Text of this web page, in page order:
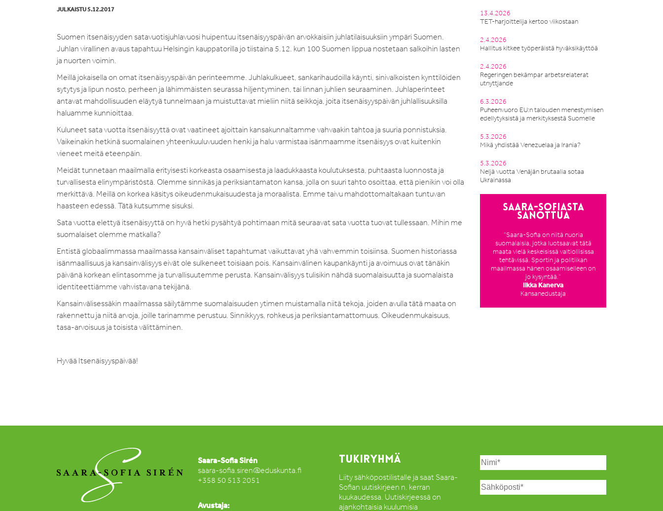
JULKAISTU 5.12.2017
Suomen itsenäisyyden satavuotisjuhlavuosi huipentuu itsenäisyyspäivän arvokkaisiin juhlatilaisuuksiin ympäri Suomen.
Juhlan virallinen avaus tapahtuu Helsingin kauppatorilla jo tiistaina 5.12. kun 100 Suomen lippua nostetaan salkoihin lasten
ja nuorten voimin.
Meillä jokaisella on omat itsenäisyyspäivän perinteemme. Juhlakulkueet, sankarihaudoilla käynti, sinivalkoisten kynttilöiden
sytytys ja lipun nosto, perheen ja lähimmäisten seurassa hiljentyminen, tai linnan juhlien seuraaminen. Juhlaperinteet
antavat mahdollisuuden eläytyä tunnelmaan ja muistuttavat mieliin niitä seikkoja, joita itsenäisyyspäivän juhlallisuuksilla
haluamme kunnioittaa.
Kuluneet sata vuotta itsenäisyyttä ovat vaatineet ajoittain kansakunnaltamme vahvaakin tahtoa ja suuria ponnistuksia.
Vaikeinakin hetkinä suomalainen yhteenkuuluvuuden henki ja halu varmistaa isänmaamme itsenäisyys ovat kuitenkin
vieneet meitä eteenpäin.
Meidät tunnetaan maailmalla erityisesti korkeasta osaamisesta ja laadukkaasta koulutuksesta, puhtaasta luonnosta ja
turvallisesta elinympäristöstä. Olemme sinnikäs ja periksiantamaton kansa, jolla on suuri tahto osoittaa, että pienikin voi olla
merkittävä. Meillä on korkea käsitys oikeudenmukaisuudesta ja moraalista. Emme taivu mahdottomaltakaan tuntuvan
haasteen edessä. Tätä kutsumme sisuksi.
Sata vuotta elettyä itsenäisyyttä on hyvä hetki pysähtyä pohtimaan mitä seuraavat sata vuotta tuovat tullessaan. Mihin me
suomalaiset olemme matkalla?
Entistä globaalimmassa maailmassa kansainväliset tapahtumat vaikuttavat yhä vahvemmin toisiinsa. Suomen historiassa
isänmaallisuus ja kansainvälisyys eivät ole sulkeneet toisiaan pois. Kansainvälinen kaupankäynti ja avoimuus ovat tänäkin
päivänä korkean elintasomme ja turvallisuutemme perusta. Kansainvälisyys tulisikin nähdä suomalaisuutta ja suomalaista
identiteettiämme vahvistavana tekijänä.
Kansainvälisessäkin maailmassa säilytämme suomalaisuuden ytimen muistamalla niitä tekoja, joiden avulla tätä maata on
rakennettu ja niitä arvoja, joille tarinamme perustuu. Sinnikkyys, rohkeus ja periksiantamattomuus. Oikeudenmukaisuus,
tasa-arvoisuus ja toisista välittäminen.
Hyvää Itsenäisyyspäivää!
13.4.2026
TET-harjoittelija kertoo viikostaan
2.4.2026
Hallitus kitkee työperäistä hyväksikäyttöä
2.4.2026
Regeringen bekämpar arbetsrelaterat
utnyttjande
6.3.2026
Puheenvuoro EU:n talouden menestymisen
edellytyksistä ja merkityksestä Suomelle
5.3.2026
Mikä yhdistää Venezuelaa ja Irania?
5.3.2026
Neljä vuotta Venäjän brutaalia sotaa
Ukrainassa
Saara-Sofiasta
sanottua
”Saara-Sofia on niitä nuoria
suomalaisia, jotka luotsaavat tätä
maata vielä keskeisissä valtiollisissa
tehtävissä. Sportin ja politiikan
maailmassa hänen osaamiselleen on
jo kysyntää.”
Ilkka Kanerva
Kansanedustaja
Saara-Sofia Sirén
saara-sofia.siren@eduskunta.fi
+358 50 513 2051
Avustaja:
TUKIRYHMÄ
Liity sähköpostilistalle ja saat Saara-
Sofian uutiskirjeen n. kerran
kuukaudessa. Uutiskirjeessä on
ajankohtaisia kuulumisia